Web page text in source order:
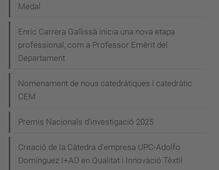
Medal
Enric Carrera Gallissà inicia una nova etapa
professional, com a Professor Emèrit del
Departament
Nomenament de nous catedràtiques i catedràtic
CEM
Premis Nacionals d'investigació 2025
Creació de la Càtedra d'empresa UPC-Adolfo
Domínguez I+AD en Qualitat i Innovació Tèxtil